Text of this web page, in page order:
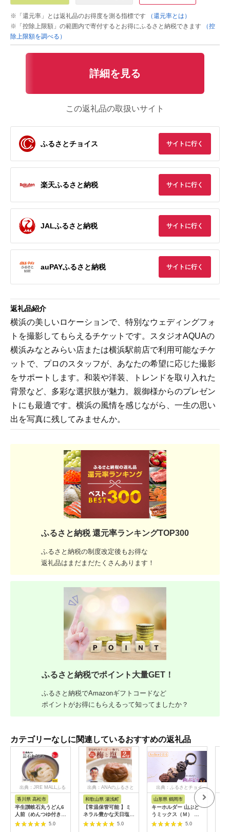
※「還元率」とは返礼品のお得度を測る指標です
（還元率とは）
※「控除上限額」の範囲内で寄付するとお得にふるさと納税できます
（控
除上限額を調べる）
詳細を見る
この返礼品の取扱いサイト
ふるさとチョイス サイトに行く
楽天ふるさと納税 サイトに行く
JALふるさと納税 サイトに行く
auPAYふるさと納税 サイトに行く
返礼品紹介
横浜の美しいロケーションで、特別なウェディングフォ
トを撮影してもらえるチケットです。スタジオAQUAの
横浜みなとみらい店または横浜駅前店で利用可能なチケ
ットで、プロのスタッフが、あなたの希望に応じた撮影
をサポートします。和装や洋装、トレンドを取り入れた
背景など、多彩な選択肢が魅力。親御様からのプレゼン
トにも最適です。横浜の風情を感じながら、一生の思い
出を写真に残してみませんか。
ふるさと納税 還元率ランキングTOP300
ふるさと納税の制度改定後もお得な
返礼品はまだまだたくさんあります！
ふるさと納税でポイント大量GET！
ふるさと納税でAmazonギフトコードなど
ポイントがお得にもらえるって知ってましたか？
カテゴリーなしに関連しているおすすめの返礼品
出典：JRE MALLふる
さと納税
香川県 高松市
半生讃岐石丸うどん6
人前（めんつゆ付き）
麺300g×2袋
5.0
出典：ANAのふるさと
和歌山県 湯浅町
【常温保管可能 】ミ
ネラル豊かな天日塩だ
けで漬けた無添加梅干
し2kg 梅ボーイズ｜
5.0
出典：ふるさとチョイ
山形県 鶴岡市
キーホルダー 山ぶど
うミックス（Ｍ） 山
形県鶴岡市 アトリエ
かおる | 山葡萄 雑貨
5.0